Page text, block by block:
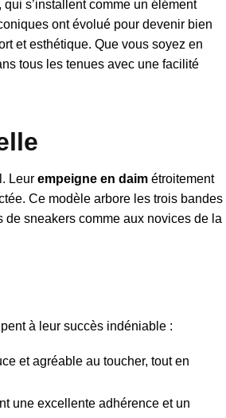
, qui s’installent comme un élément
ont évolué pour devenir bien
et esthétique. Que vous soyez en
tous les tenues avec une facilité
Leur empeigne en daim étroitement
Ce modèle arbore les trois bandes
sneakers comme aux novices de la
à leur succès indéniable :
et agréable au toucher, tout en
une excellente adhérence et un